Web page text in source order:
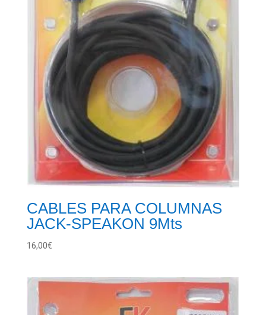
CABLES PARA COLUMNAS
JACK-SPEAKON 9Mts
16,00€